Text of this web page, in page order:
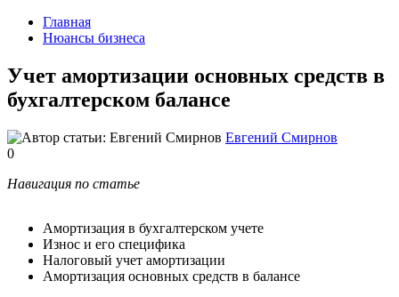
Главная
Нюансы бизнеса
Учет амортизации основных средств в
бухгалтерском балансе
Евгений Смирнов
0
Навигация по статье
Амортизация в бухгалтерском учете
Износ и его специфика
Налоговый учет амортизации
Амортизация основных средств в балансе